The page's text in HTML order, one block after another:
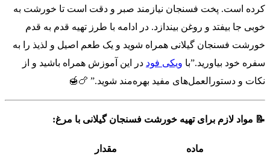
کرده است. پخت فسنجان نیازمند صبر و دقت است تا خورشت به
خوبی جا بیفتد و روغن بیندازد. در ادامه با طرز تهیه قدم به قدم
خورشت فسنجان گیلانی همراه شوید و یک طعم اصیل و لذیذ را به
سفره خود بیاورید.”با ویکی فود در این آموزش همراه باشید و از
نکات و دستورالعمل‌های مفید بهره‌مند شوید.” 🍗🍯
📝 مواد لازم برای تهیه خورشت فسنجان گیلانی با مرغ:
ماده
مقدار